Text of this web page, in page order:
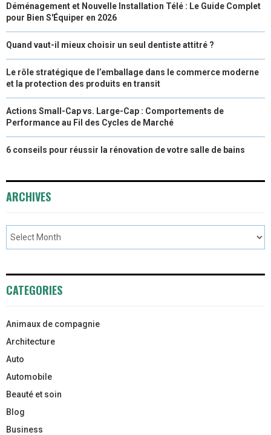
Déménagement et Nouvelle Installation Télé : Le Guide Complet
pour Bien S'Équiper en 2026
Quand vaut-il mieux choisir un seul dentiste attitré ?
Le rôle stratégique de l’emballage dans le commerce moderne
et la protection des produits en transit
Actions Small-Cap vs. Large-Cap : Comportements de
Performance au Fil des Cycles de Marché
6 conseils pour réussir la rénovation de votre salle de bains
ARCHIVES
CATEGORIES
Animaux de compagnie
Architecture
Auto
Automobile
Beauté et soin
Blog
Business